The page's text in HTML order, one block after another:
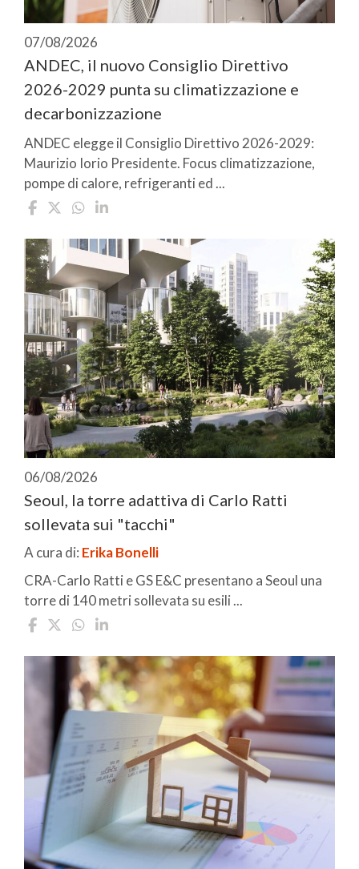
07/08/2026
ANDEC, il nuovo Consiglio Direttivo
2026-2029 punta su climatizzazione e
decarbonizzazione
ANDEC elegge il Consiglio Direttivo 2026-2029:
Maurizio Iorio Presidente. Focus climatizzazione,
pompe di calore, refrigeranti ed ...
06/08/2026
Seoul, la torre adattiva di Carlo Ratti
sollevata sui "tacchi"
A cura di: Erika Bonelli
CRA-Carlo Ratti e GS E&C presentano a Seoul una
torre di 140 metri sollevata su esili ...